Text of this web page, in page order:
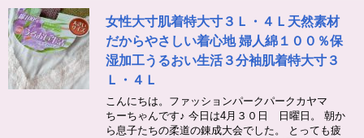
女性大寸肌着特大寸３Ｌ・４Ｌ天然素材
だからやさしい着心地 婦人綿１００％保
湿加工うるおい生活３分袖肌着特大寸３
Ｌ・４Ｌ
こんにちは。ファッションパークパークカヤマ
ちーちゃんです♪ 今日は4月３０日 日曜日。 朝か
ら息子たちの柔道の錬成大会でした。 とっても疲